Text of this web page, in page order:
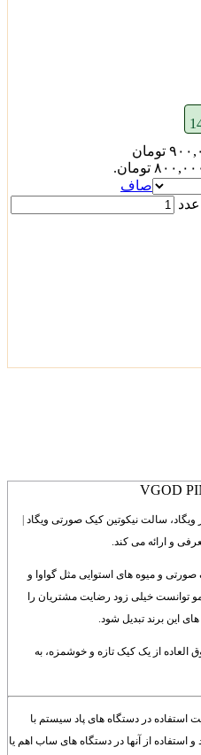
قیمت اصلی: ۹۰۰,۰۰۰ تومان
صاف
VGOD
سالت نیکوتین کیک صورتی ویگاد |
و ارائه می کند.
و میوه های استوایی مثل گواوا و
توانست خیلی زود رضایت مشتریان را
این برند تبدیل شود.
از یک کیک تازه و خوشمزه، به
استفاده در دستگاه های پاد سیستم با
از آنها در دستگاه های ساب اهم یا